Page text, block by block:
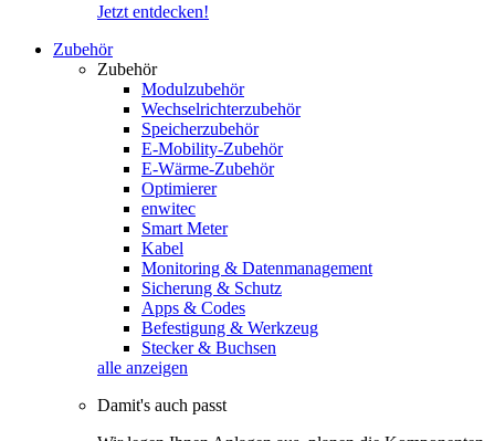
Jetzt entdecken!
Zubehör
Zubehör
Modulzubehör
Wechselrichterzubehör
Speicherzubehör
E-Mobility-Zubehör
E-Wärme-Zubehör
Optimierer
enwitec
Smart Meter
Kabel
Monitoring & Datenmanagement
Sicherung & Schutz
Apps & Codes
Befestigung & Werkzeug
Stecker & Buchsen
alle anzeigen
Damit's auch passt